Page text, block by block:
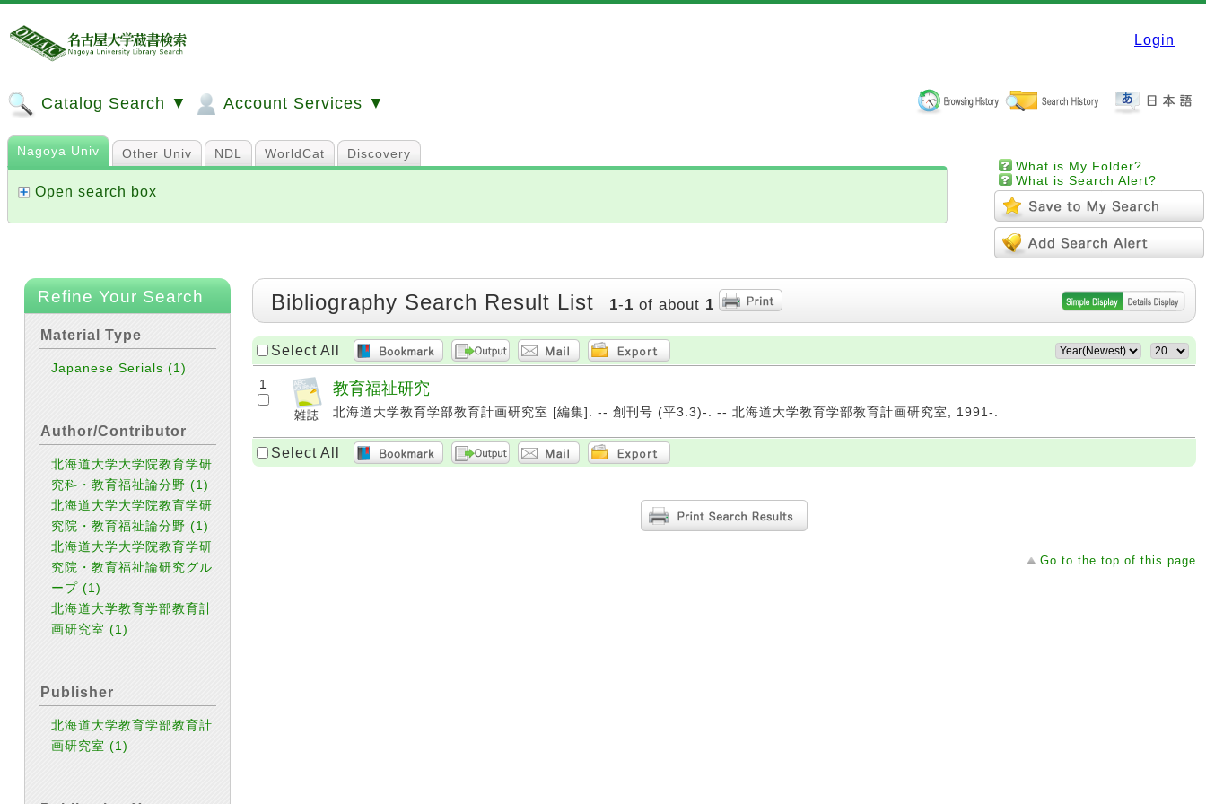
Login
Catalog Search ▼ Account Services ▼
What is My Folder?
What is Search Alert?
Nagoya Univ Other Univ NDL WorldCat Discovery
Open search box
Refine Your Search
Material Type
Japanese Serials(1)
Author/Contributor
北海道大学大学院教育学研
究科・教育福祉論分野(1)
北海道大学大学院教育学研
究院・教育福祉論分野(1)
北海道大学大学院教育学研
究院・教育福祉論研究グル
ープ(1)
北海道大学教育学部教育計
画研究室(1)
Publisher
北海道大学教育学部教育計
画研究室(1)
Bibliography Search Result List 1-1 of about 1
Select All
1 教育福祉研究
北海道大学教育学部教育計画研究室 [編集]. -- 創刊号 (平3.3)-. -- 北海道大学教育学部教育計画研究室, 1991-.
Select All
Go to the top of this page